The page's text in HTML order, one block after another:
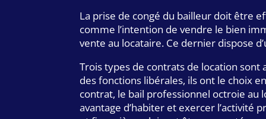
La prise de congé du bailleur doit être
comme l’intention de vendre le bien
vente au locataire. Ce dernier dispose
Trois types de contrats de location
des fonctions libérales, ils ont le choix
contrat, le bail professionnel octroie au
avantage d’habiter et exercer l’activité